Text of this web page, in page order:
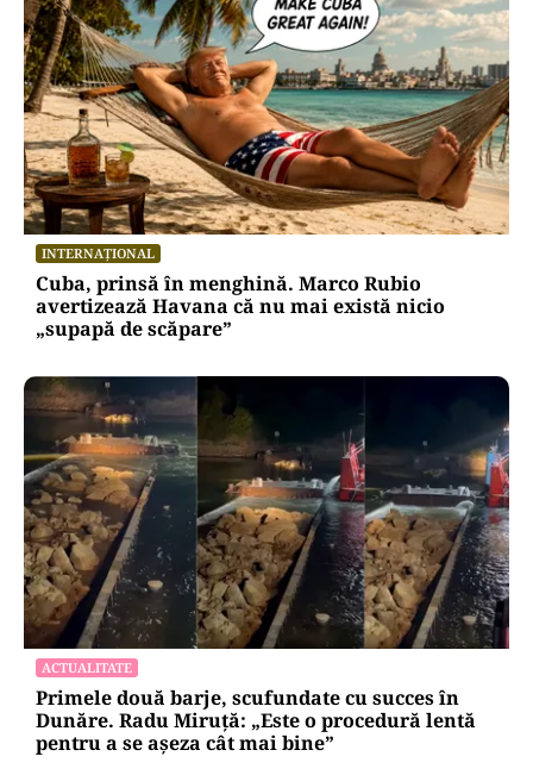
INTERNAȚIONAL
Cuba, prinsă în menghină. Marco Rubio
avertizează Havana că nu mai există nicio
„supapă de scăpare”
ACTUALITATE
Primele două barje, scufundate cu succes în
Dunăre. Radu Miruță: „Este o procedură lentă
pentru a se așeza cât mai bine”